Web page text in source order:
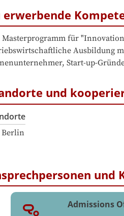
erwerbende
Masterprogramm für
Ausbildung
Start-up-
und
Berlin
und
Admissions